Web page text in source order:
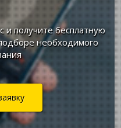
и получите бесплатную
необходимого